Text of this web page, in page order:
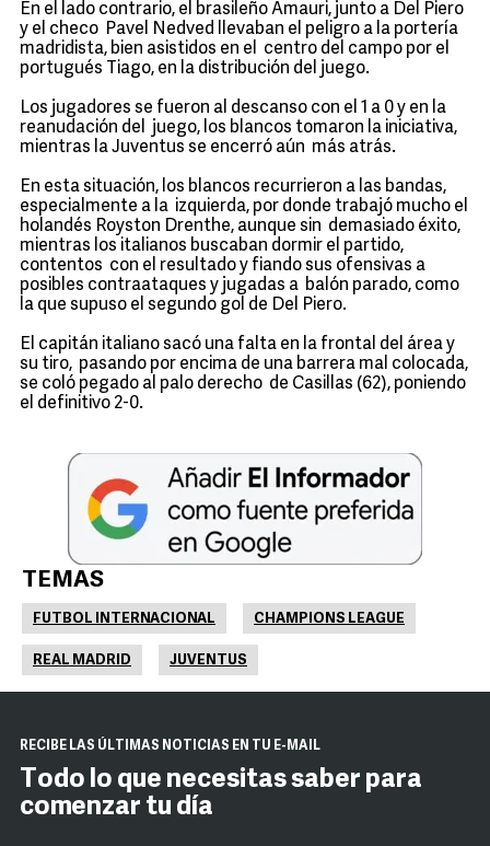
En el lado contrario, el brasileño Amauri, junto a Del Piero
y el checo Pavel Nedved llevaban el peligro a la portería
madridista, bien asistidos en el centro del campo por el
portugués Tiago, en la distribución del juego.
Los jugadores se fueron al descanso con el 1 a 0 y en la
reanudación del juego, los blancos tomaron la iniciativa,
mientras la Juventus se encerró aún más atrás.
En esta situación, los blancos recurrieron a las bandas,
especialmente a la izquierda, por donde trabajó mucho el
holandés Royston Drenthe, aunque sin demasiado éxito,
mientras los italianos buscaban dormir el partido,
contentos con el resultado y fiando sus ofensivas a
posibles contraataques y jugadas a balón parado, como
la que supuso el segundo gol de Del Piero.
El capitán italiano sacó una falta en la frontal del área y
su tiro, pasando por encima de una barrera mal colocada,
se coló pegado al palo derecho de Casillas (62), poniendo
el definitivo 2-0.
TEMAS
FUTBOL INTERNACIONAL CHAMPIONS LEAGUE
REAL MADRID JUVENTUS
RECIBE LAS ÚLTIMAS NOTICIAS EN TU E-MAIL
Todo lo que necesitas saber para
comenzar tu día